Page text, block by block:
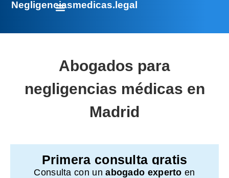
Negligenciasmedicas.legal
Abogados para
negligencias médicas en
Madrid
Primera consulta gratis
Consulta con unabogado experto en